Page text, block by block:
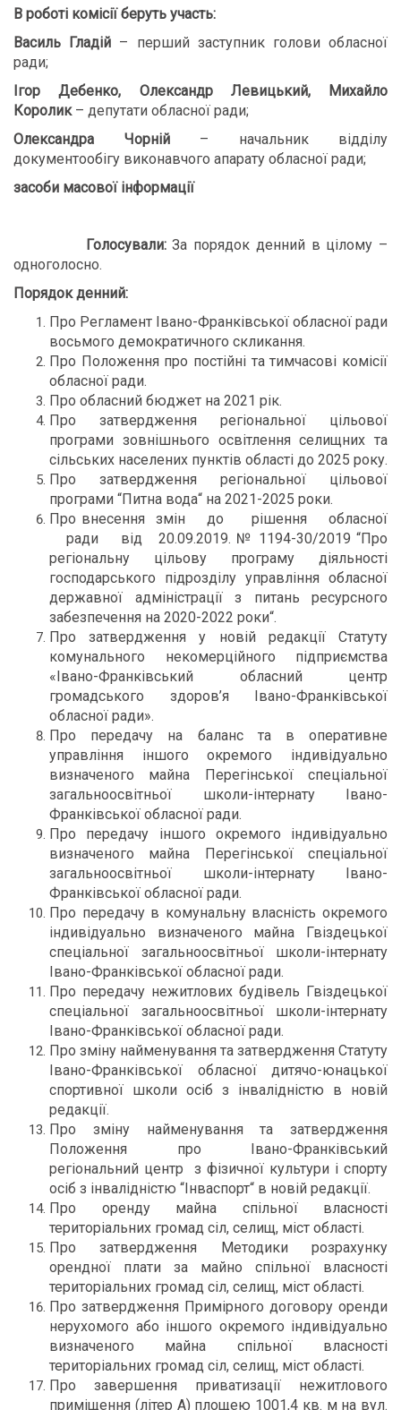
В роботі комісії беруть участь:
Василь Гладій – перший заступник голови обласної
ради;
Ігор Дебенко, Олександр Левицький, Михайло
Королик – депутати обласної ради;
Олександра Чорній – начальник відділу
документообігу виконавчого апарату обласної ради;
засоби масової інформації
Голосували:За порядок денний в цілому –
одноголосно.
Порядок денний:
Про Регламент Івано-Франківської обласної ради
восьмого демократичного скликання.
Про Положення про постійні та тимчасові комісії
обласної ради.
Про обласний бюджет на 2021 рік.
Про затвердження регіональної цільової
програми зовнішнього освітлення селищних та
сільських населених пунктів області до 2025 року.
Про затвердження регіональної цільової
програми “Питна вода“ на 2021-2025 роки.
Про внесення змін до рішення обласної
ради від 20.09.2019. № 1194-30/2019 “Про
регіональну цільову програму діяльності
господарського підрозділу управління обласної
державної адміністрації з питань ресурсного
забезпечення на 2020-2022 роки“.
Про затвердження у новій редакції Статуту
комунального некомерційного підприємства
«Івано-Франківський обласний центр
громадського здоров’я Івано-Франківської
обласної ради».
Про передачу на баланс та в оперативне
управління іншого окремого індивідуально
визначеного майна Перегінської спеціальної
загальноосвітньої школи-інтернату Івано-
Франківської обласної ради.
Про передачу іншого окремого індивідуально
визначеного майна Перегінської спеціальної
загальноосвітньої школи-інтернату Івано-
Франківської обласної ради.
Про передачу в комунальну власність окремого
індивідуально визначеного майна Гвіздецької
спеціальної загальноосвітньої школи-інтернату
Івано-Франківської обласної ради.
Про передачу нежитлових будівель Гвіздецької
спеціальної загальноосвітньої школи-інтернату
Івано-Франківської обласної ради.
Про зміну найменування та затвердження Статуту
Івано-Франківської обласної дитячо-юнацької
спортивної школи осіб з інвалідністю в новій
редакції.
Про зміну найменування та затвердження
Положення про Івано-Франківський
регіональний центр з фізичної культури і спорту
осіб з інвалідністю “Інваспорт“ в новій редакції.
Про оренду майна спільної власності
територіальних громад сіл, селищ, міст області.
Про затвердження Методики розрахунку
орендної плати за майно спільної власності
територіальних громад сіл, селищ, міст області.
Про затвердження Примірного договору оренди
нерухомого або іншого окремого індивідуально
визначеного майна спільної власності
територіальних громад сіл, селищ, міст області.
Про завершення приватизації нежитлового
приміщення (літер А) площею 1001,4 кв. м на вул.